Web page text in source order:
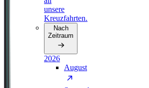
unsere
Kreuzfahrten.
Nach
Zeitraum
2026
August